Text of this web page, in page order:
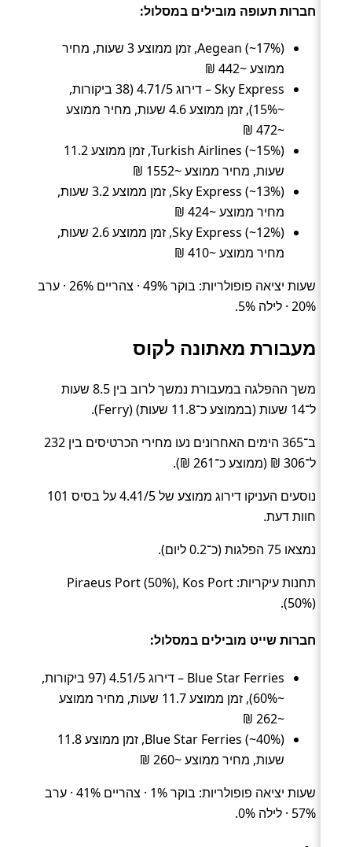
חברות תעופה מובילים במסלול:
Aegean (~17%), זמן ממוצע 3 שעות, מחיר
ממוצע ~442 ₪
Sky Express – דירוג 4.71/5 (38 ביקורות,
~15%), זמן ממוצע 4.6 שעות, מחיר ממוצע
~472 ₪
Turkish Airlines (~15%), זמן ממוצע 11.2
שעות, מחיר ממוצע ~1552 ₪
Sky Express (~13%), זמן ממוצע 3.2 שעות,
מחיר ממוצע ~424 ₪
Sky Express (~12%), זמן ממוצע 2.6 שעות,
מחיר ממוצע ~410 ₪
שעות יציאה פופולריות: בוקר 49% · צהריים 26% · ערב
20% · לילה 5%.
מעבורת מאתונה לקוס
משך ההפלגה במעבורת נמשך לרוב בין 8.5 שעות
ל־14 שעות (בממוצע כ־11.8 שעות) (Ferry).
ב־365 הימים האחרונים נעו מחירי הכרטיסים בין 232
ל־306 ₪ (ממוצע כ־261 ₪).
נוסעים העניקו דירוג ממוצע של 4.41/5 על בסיס 101
חוות דעת.
נמצאו 75 הפלגות (כ־0.2 ליום).
תחנות עיקריות: Piraeus Port (50%), Kos Port
(50%).
חברות שייט מובילים במסלול:
Blue Star Ferries – דירוג 4.51/5 (97 ביקורות,
~60%), זמן ממוצע 11.7 שעות, מחיר ממוצע
~262 ₪
Blue Star Ferries (~40%), זמן ממוצע 11.8
שעות, מחיר ממוצע ~260 ₪
שעות יציאה פופולריות: בוקר 1% · צהריים 41% · ערב
57% · לילה 0%.